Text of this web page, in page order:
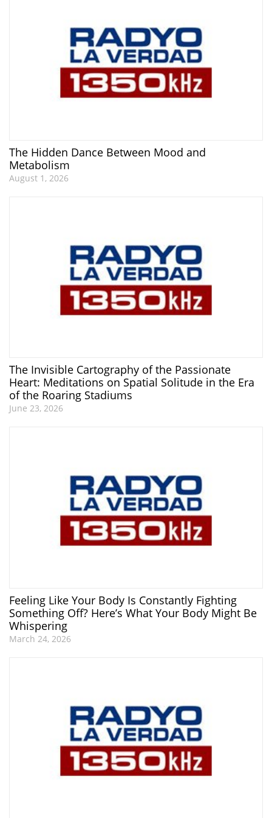
The Hidden Dance Between Mood and
Metabolism
August 1, 2026
The Invisible Cartography of the Passionate
Heart: Meditations on Spatial Solitude in the Era
of the Roaring Stadiums
June 23, 2026
Feeling Like Your Body Is Constantly Fighting
Something Off? Here’s What Your Body Might Be
Whispering
March 24, 2026